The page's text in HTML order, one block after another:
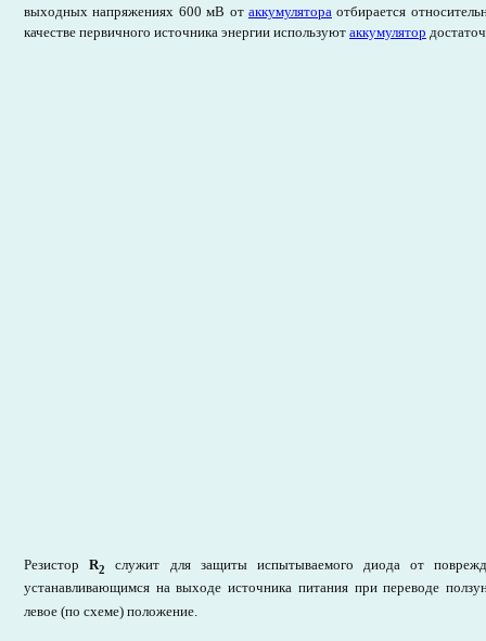
выходных напряжениях 600 мВ от аккумулятора отбирается
качестве первичного источника энергии используют аккумулятор
РезисторR2служит для защиты испытываемого диода от
устанавливающимся на выходе источника питания при переводе
левое (по схеме) положение.